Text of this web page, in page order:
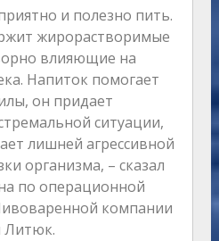
и полезно пить.
жирорастворимые
влияющие на
Напиток помогает
он придает
ситуации,
лишней агрессивной
организма, – сказал
по операционной
компании
Литюк.